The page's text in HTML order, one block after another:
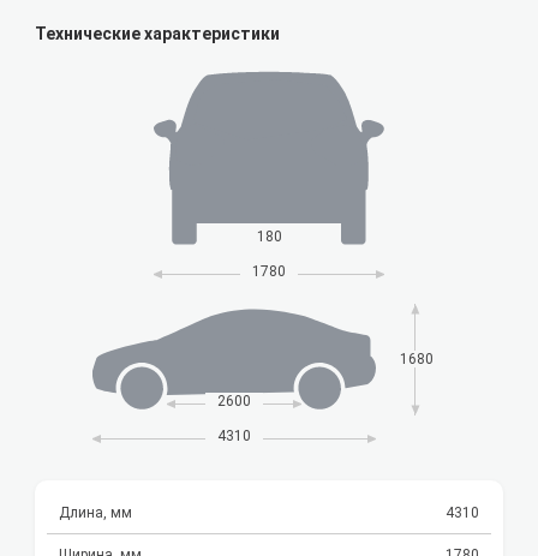
Технические характеристики
180
1780
2600
1680
4310
Длина, мм 4310